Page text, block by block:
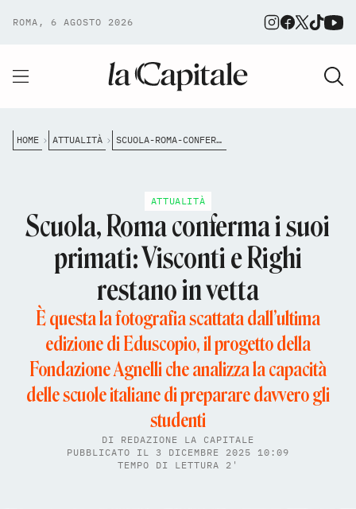
ROMA, 6 AGOSTO 2026
HOME ATTUALITÀ SCUOLA-ROMA-CONFERMA-I-SUOI-PRIMATI-VISCONTI-E-RIGHI-RESTANO-IN-VETTA
ATTUALITÀ
Scuola, Roma conferma i suoi
primati: Visconti e Righi
restano in vetta
È questa la fotografia scattata dall’ultima
edizione di Eduscopio, il progetto della
Fondazione Agnelli che analizza la capacità
delle scuole italiane di preparare davvero gli
studenti
DI REDAZIONE LA CAPITALE
PUBBLICATO IL 3 DICEMBRE 2025 10:09
TEMPO DI LETTURA 2'